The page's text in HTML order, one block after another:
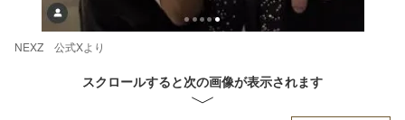
NEXZ 公式Xより
スクロールすると次の画像が表示されます